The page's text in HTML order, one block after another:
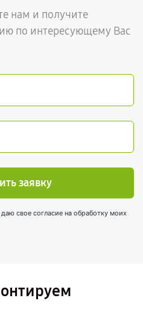
нам и получите
по интересующему Вас
заявку
свое согласие на обработку моих